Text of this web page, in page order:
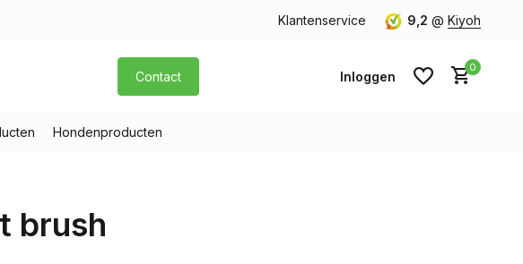
Gratis verzending v.a. € 40,- (Alleen Nederland)
Klantenservice 9,2 @ Kiyoh
Contact Inloggen
0
Hondenproducten
brush